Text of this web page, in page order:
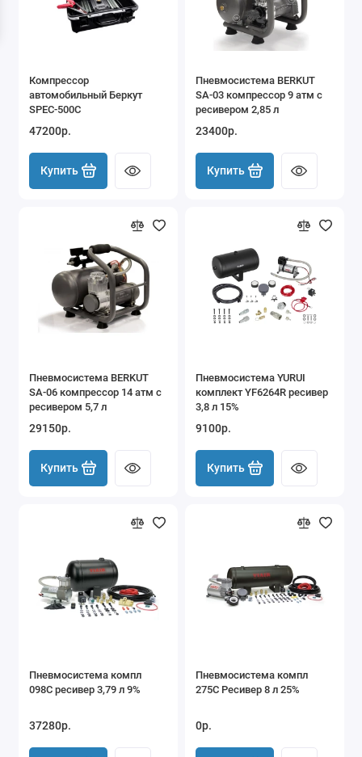
Пневмосигналы
Проводка готовая для стационарных
компрессоров
Шланги и пистолеты подкачки
Компрессор
автомобильный Беркут
SPEC-500C
47200р.
Купить
Пневмосистема BERKUT
SA-03 компрессор 9 атм с
ресивером 2,85 л
23400р.
Купить
Пневмосистема BERKUT
SA-06 компрессор 14 атм с
ресивером 5,7 л
29150р.
Купить
Пневмосистема YURUI
комплект YF6264R ресивер
3,8 л 15%
9100р.
Купить
Пневмосистема компл
098С ресивер 3,79 л 9%
37280р.
Пневмосистема компл
275С Ресивер 8 л 25%
0р.